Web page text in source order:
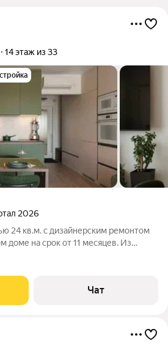
14 этаж из 33
2026
24 кв.м. с дизайнерским ремонтом
доме на срок от 11 месяцев. Из
Чат